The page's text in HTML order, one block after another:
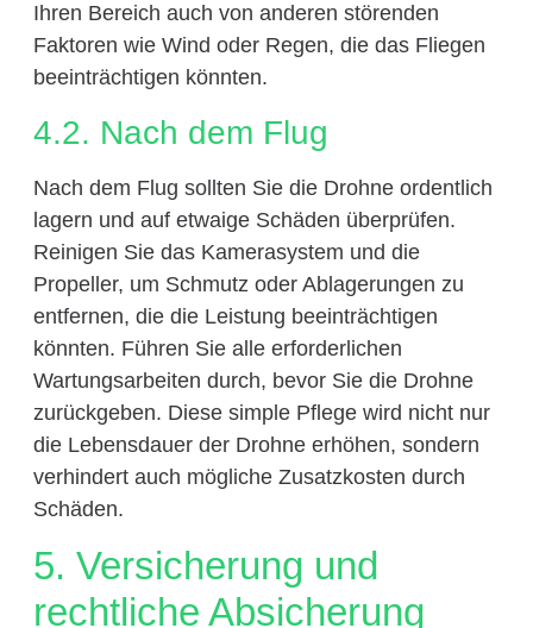
Ihren Bereich auch von anderen störenden
Faktoren wie Wind oder Regen, die das Fliegen
beeinträchtigen könnten.
4.2. Nach dem Flug
Nach dem Flug sollten Sie die Drohne ordentlich
lagern und auf etwaige Schäden überprüfen.
Reinigen Sie das Kamerasystem und die
Propeller, um Schmutz oder Ablagerungen zu
entfernen, die die Leistung beeinträchtigen
könnten. Führen Sie alle erforderlichen
Wartungsarbeiten durch, bevor Sie die Drohne
zurückgeben. Diese simple Pflege wird nicht nur
die Lebensdauer der Drohne erhöhen, sondern
verhindert auch mögliche Zusatzkosten durch
Schäden.
5. Versicherung und
rechtliche Absicherung